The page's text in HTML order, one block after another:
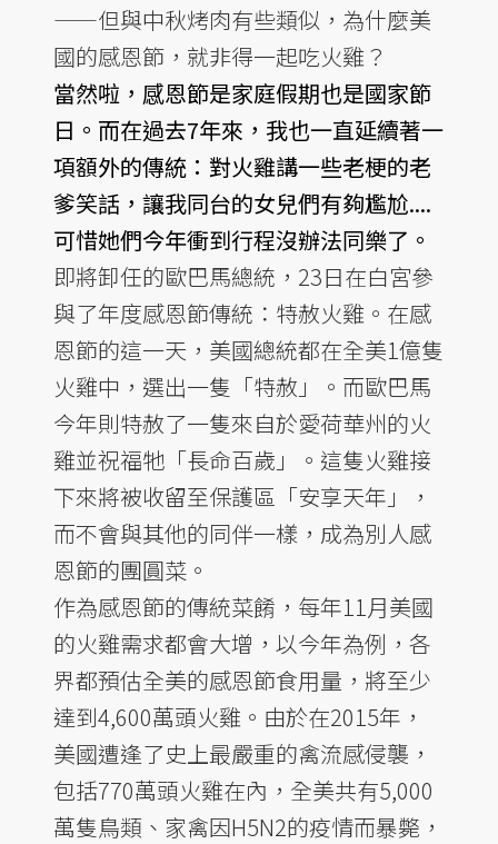
——但與中秋烤肉有些類似，為什麼美
國的感恩節，就非得一起吃火雞？
當然啦，感恩節是家庭假期也是國家節
日。而在過去7年來，我也一直延續著一
項額外的傳統：對火雞講一些老梗的老
爹笑話，讓我同台的女兒們有夠尷尬....
可惜她們今年衝到行程沒辦法同樂了。
即將卸任的歐巴馬總統，23日在白宮參
與了年度感恩節傳統：特赦火雞。在感
恩節的這一天，美國總統都在全美1億隻
火雞中，選出一隻「特赦」。而歐巴馬
今年則特赦了一隻來自於愛荷華州的火
雞並祝福牠「長命百歲」。這隻火雞接
下來將被收留至保護區「安享天年」，
而不會與其他的同伴一樣，成為別人感
恩節的團圓菜。
作為感恩節的傳統菜餚，每年11月美國
的火雞需求都會大增，以今年為例，各
界都預估全美的感恩節食用量，將至少
達到4,600萬頭火雞。由於在2015年，
美國遭逢了史上最嚴重的禽流感侵襲，
包括770萬頭火雞在內，全美共有5,000
萬隻鳥類、家禽因H5N2的疫情而暴斃，